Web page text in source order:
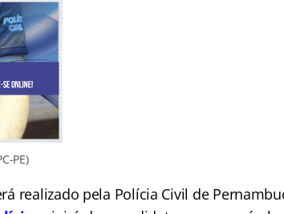
PE)
realizado pela Polícia Civil de